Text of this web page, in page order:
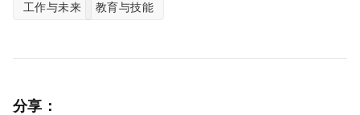
工作与未来 教育与技能
分享：